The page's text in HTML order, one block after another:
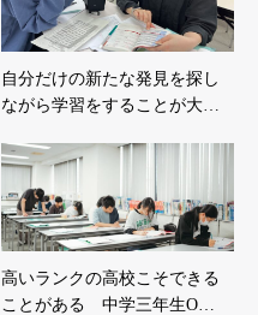
自分だけの新たな発見を探し
ながら学習をすることが大…
高いランクの高校こそできる
ことがある 中学三年生O…